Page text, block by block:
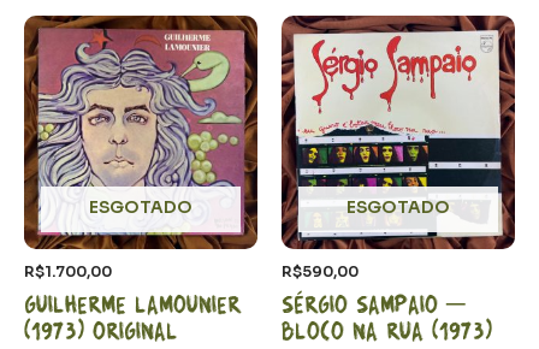
ESGOTADO
R$1.700,00
Guilherme Lamounier
(1973) Original
ESGOTADO
R$590,00
Sérgio Sampaio –
Bloco na rua (1973)